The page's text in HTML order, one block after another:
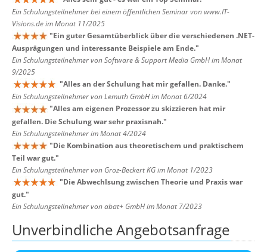
Ein Schulungsteilnehmer bei einem öffentlichen Seminar von www.IT-
Visions.de im Monat 11/2025
"Ein guter Gesamtüberblick über die verschiedenen .NET-
Ausprägungen und interessante Beispiele am Ende."
Ein Schulungsteilnehmer von Software & Support Media GmbH im Monat
9/2025
"Alles an der Schulung hat mir gefallen. Danke."
Ein Schulungsteilnehmer von Lemuth GmbH im Monat 6/2024
"Alles am eigenen Prozessor zu skizzieren hat mir
gefallen. Die Schulung war sehr praxisnah."
Ein Schulungsteilnehmer im Monat 4/2024
"Die Kombination aus theoretischem und praktischem
Teil war gut."
Ein Schulungsteilnehmer von Groz-Beckert KG im Monat 1/2023
"Die Abwechlsung zwischen Theorie und Praxis war
gut."
Ein Schulungsteilnehmer von abat+ GmbH im Monat 7/2023
Unverbindliche Angebotsanfrage